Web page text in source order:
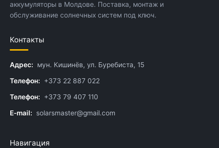
аккумуляторы в Молдове. Поставка, монтаж и
обслуживание солнечных систем под ключ.
Контакты
Адрес: мун. Кишинёв, ул. Буребиста, 15
Телефон: +373 22 887 022
Телефон: +373 79 407 110
E-mail: solarsmaster@gmail.com
Навигация